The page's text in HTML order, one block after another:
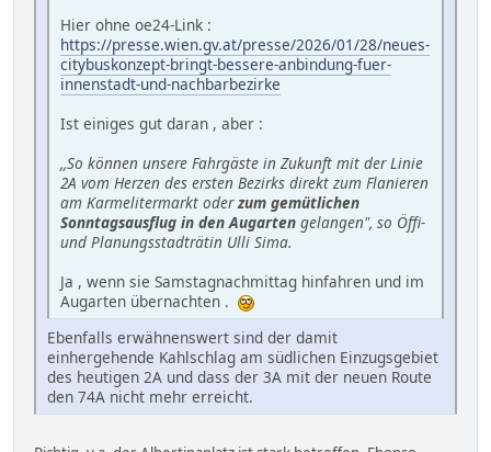
Hier ohne oe24-Link :
https://presse.wien.gv.at/presse/2026/01/28/neues-
citybuskonzept-bringt-bessere-anbindung-fuer-
innenstadt-und-nachbarbezirke
Ist einiges gut daran , aber :
,,So können unsere Fahrgäste in Zukunft mit der Linie
2A vom Herzen des ersten Bezirks direkt zum Flanieren
am Karmelitermarkt oderzum gemütlichen
Sonntagsausflug in den Augarten gelangen", so Öffi-
und Planungsstadträtin Ulli Sima.
Ja , wenn sie Samstagnachmittag hinfahren und im
Augarten übernachten .
Ebenfalls erwähnenswert sind der damit
einhergehende Kahlschlag am südlichen Einzugsgebiet
des heutigen 2A und dass der 3A mit der neuen Route
den 74A nicht mehr erreicht.